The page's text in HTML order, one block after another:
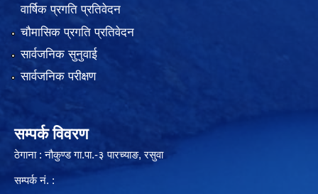
वार्षिक प्रगति प्रतिवेदन
चौमासिक प्रगति प्रतिवेदन
सार्वजनिक सुनुवाई
सार्वजनिक परीक्षण
सम्पर्क विवरण
ठेगाना : नौकुण्ड गा.पा.-३ पारच्याङ, रसुवा
सम्पर्क नं. :